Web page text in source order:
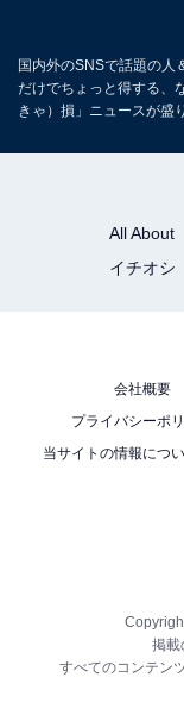
国内外のSNSで話題の人
だけでちょっと得する、
きゃ）損」ニュースが盛
All About
イチオシ
会社概要
プライバシーポ
当サイトの情報につ
掲載
すべてのコンテン